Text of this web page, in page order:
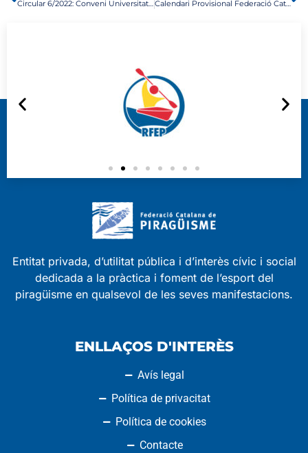
Circular 6/2022: Conveni Universitat Oberta de Catalunya Calendari Provisional Federació Catalana de Piragüisme 2023
Entitat privada, d’utilitat pública i d’interès cívic i social
dedicada a la pràctica i foment de l’esport del
piragüisme en qualsevol de les seves manifestacions.
ENLLAÇOS D'INTERÈS
Avís legal
Política de privacitat
Política de cookies
Contacte